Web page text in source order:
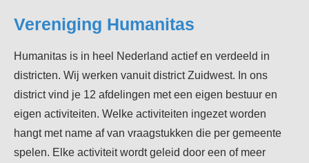
Vereniging Humanitas
Humanitas is in heel Nederland actief en verdeeld in
districten. Wij werken vanuit district Zuidwest. In ons
district vind je 12 afdelingen met een eigen bestuur en
eigen activiteiten. Welke activiteiten ingezet worden
hangt met name af van vraagstukken die per gemeente
spelen. Elke activiteit wordt geleid door een of meer